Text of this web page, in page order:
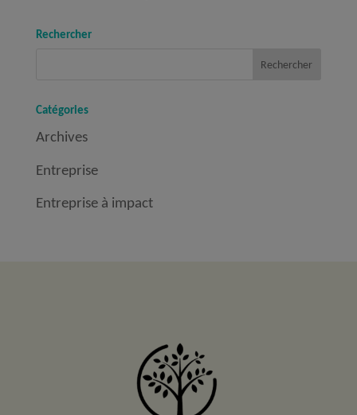
Rechercher
Catégories
Archives
Entreprise
Entreprise à impact